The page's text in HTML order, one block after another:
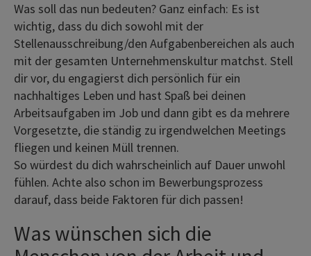
Was soll das nun bedeuten? Ganz einfach: Es ist
wichtig, dass du dich sowohl mit der
Stellenausschreibung/den Aufgabenbereichen als auch
mit der gesamten Unternehmenskultur matchst. Stell
dir vor, du engagierst dich persönlich für ein
nachhaltiges Leben und hast Spaß bei deinen
Arbeitsaufgaben im Job und dann gibt es da mehrere
Vorgesetzte, die ständig zu irgendwelchen Meetings
fliegen und keinen Müll trennen.
So würdest du dich wahrscheinlich auf Dauer unwohl
fühlen. Achte also schon im Bewerbungsprozess
darauf, dass beide Faktoren für dich passen!
Was wünschen sich die